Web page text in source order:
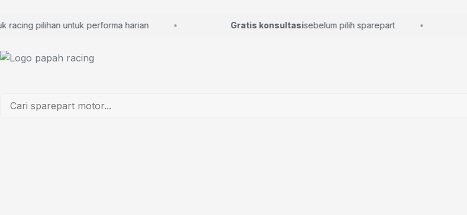
pilihan untuk performa harian Gratis konsultasisebelum pilih sparepart